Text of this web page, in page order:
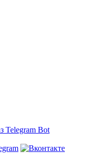
Telegram Bot